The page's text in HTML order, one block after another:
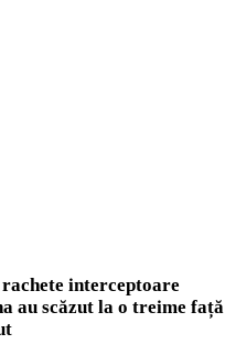
interceptoare
au scăzut la o treime față